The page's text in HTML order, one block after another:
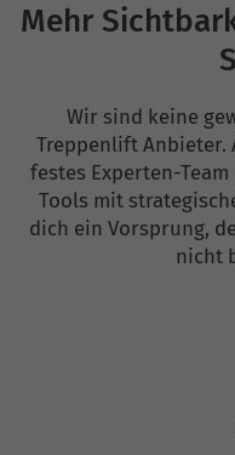
Mehr
Wir sind keine
Treppenlift Anbieter.
festes Experten-
Tools mit
dich ein Vorsprung,
nicht